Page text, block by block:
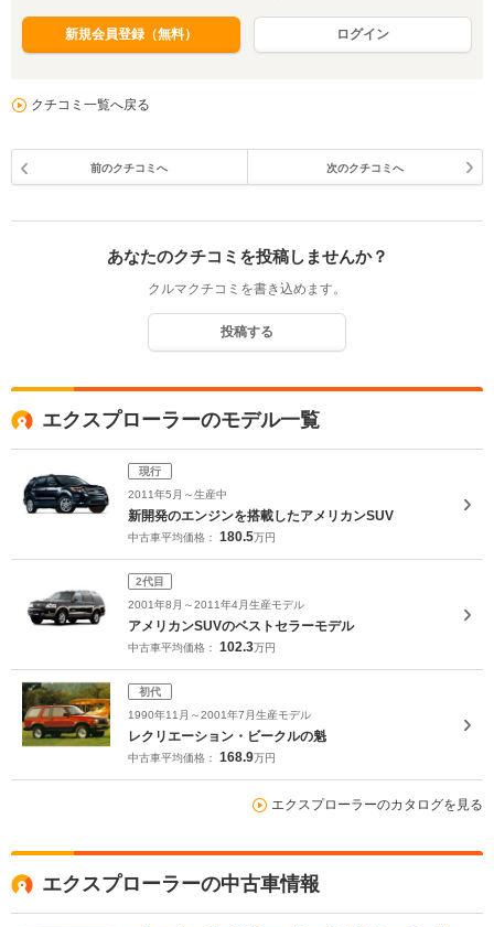
新規会員登録（無料） ログイン
クチコミ一覧へ戻る
前のクチコミへ 次のクチコミへ
あなたのクチコミを投稿しませんか？
クルマクチコミを書き込めます。
投稿する
エクスプローラーのモデル一覧
現行
2011年5月～生産中
新開発のエンジンを搭載したアメリカンSUV
中古車平均価格： 180.5万円
2代目
2001年8月～2011年4月生産モデル
アメリカンSUVのベストセラーモデル
中古車平均価格： 102.3万円
初代
1990年11月～2001年7月生産モデル
レクリエーション・ビークルの魁
中古車平均価格： 168.9万円
エクスプローラーのカタログを見る
エクスプローラーの中古車情報